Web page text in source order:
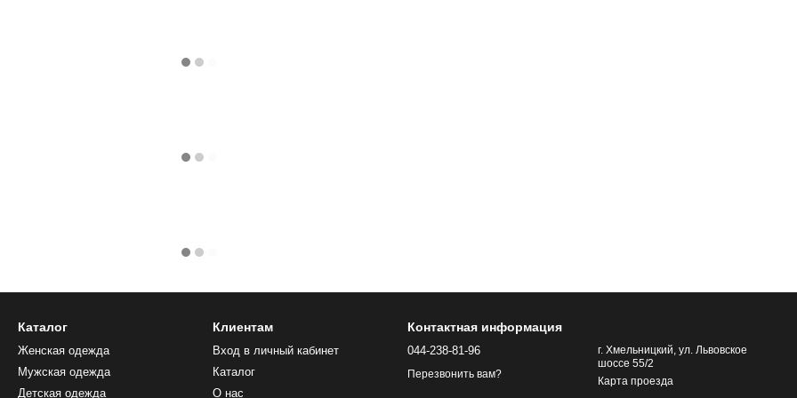
Каталог
Женская одежда
Мужская одежда
Детская одежда
Клиентам
Вход в личный кабинет
Каталог
О нас
Контактная информация
044-238-81-96
Перезвонить вам?
г. Хмельницкий, ул. Львовское
шоссе 55/2
Карта проезда